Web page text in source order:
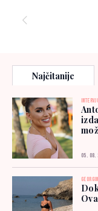
Najčitanije
05. 08.